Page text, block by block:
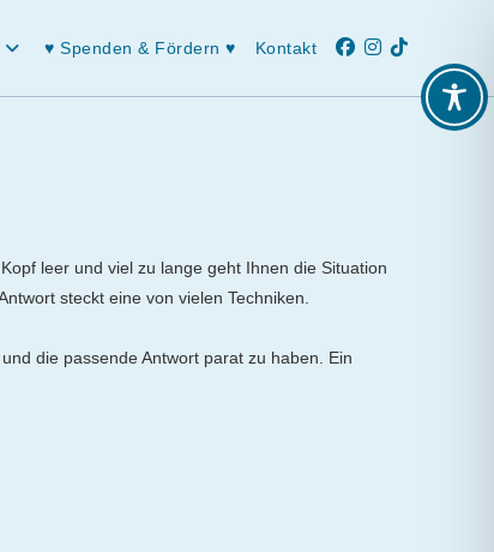
♥ Spenden & Fördern ♥ Kontakt
leer und viel zu lange geht Ihnen die Situation
steckt eine von vielen Techniken.
die passende Antwort parat zu haben. Ein